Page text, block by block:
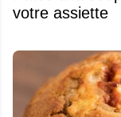
votre assiette